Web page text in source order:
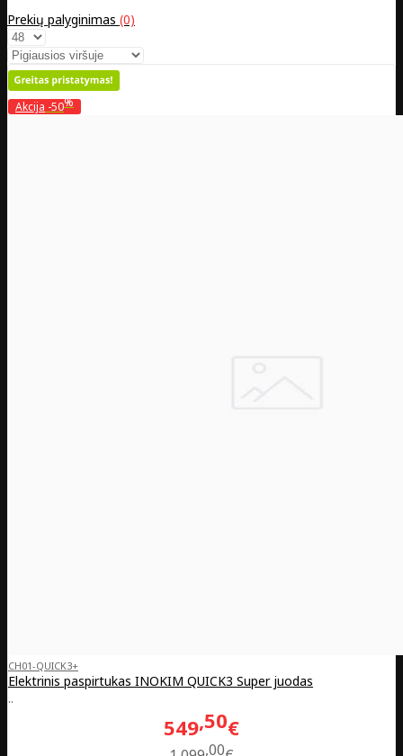
Prekių palyginimas (0)
Akcija -50%
CH01-QUICK3+
Elektrinis paspirtukas INOKIM QUICK3 Super juodas
..
549 50€
00